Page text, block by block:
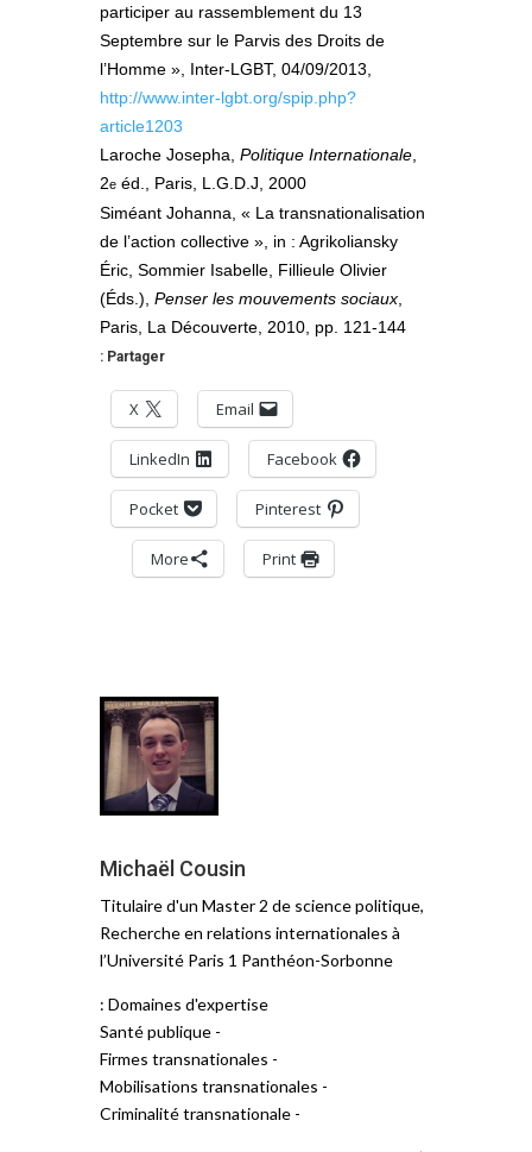
participer au rassemblement du 13
Septembre sur le Parvis des Droits de
l’Homme », Inter-LGBT, 04/09/2013,
http://www.inter-lgbt.org/spip.php?
article1203
Laroche Josepha, Politique Internationale
2e éd., Paris, L.G.D.J, 2000
Siméant Johanna, « La transnationalisation
de l’action collective », in : Agrikoliansky
Éric, Sommier Isabelle, Fillieule Olivier
(Éds.), Penser les mouvements sociaux
Paris, La Découverte, 2010, pp. 121-144
Partager :
Email
X
Facebook
LinkedIn
Pinterest
Pocket
Print
More
Michaël Cousin
Titulaire d'un Master 2 de science politique,
Recherche en relations internationales à
l’Université Paris 1 Panthéon-Sorbonne
Domaines d'expertise :
- Santé publique
- Firmes transnationales
- Mobilisations transnationales
- Criminalité transnationale